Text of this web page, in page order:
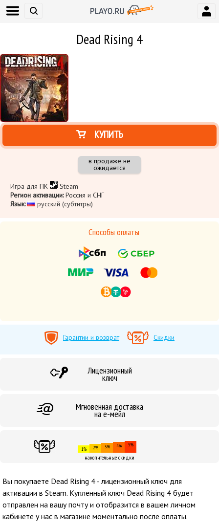
Dead Rising 4
КУПИТЬ
в продаже не
ожидается
Игра для ПК
Steam
Регион активации:Россия и СНГ
Язык:
русский (субтитры)
Способы оплаты
Гарантии и возврат Скидки
Лицензионный
ключ
Мгновенная доставка
на е-мейл
1% 2% 3% 4% 5%
накопительные скидки
Вы покупаете Dead Rising 4 - лицензионный ключ для
активации в Steam. Купленный ключ Dead Rising 4 будет
отправлен на вашу почту и отобразится в вашем личном
кабинете у нас в магазине моментально после оплаты.